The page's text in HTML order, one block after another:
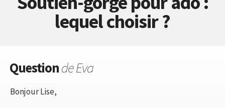
lequel choisir ?
Questionde Eva
Bonjour Lise,